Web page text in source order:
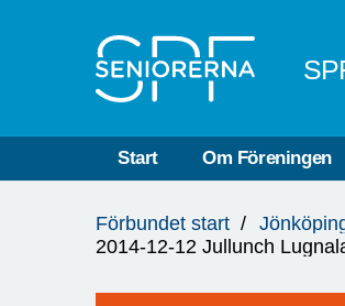
Start Om Föreningen
är
Förbundet start
2014-12-12 Jullunch